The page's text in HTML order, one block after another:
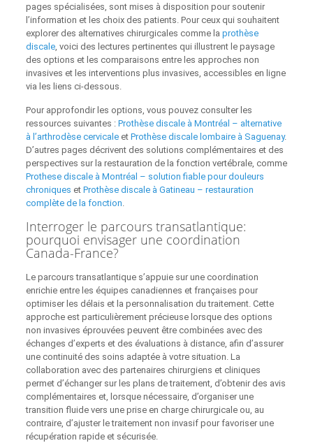
pages spécialisées, sont mises à disposition pour soutenir
l’information et les choix des patients. Pour ceux qui souhaitent
explorer des alternatives chirurgicales comme la prothèse
discale, voici des lectures pertinentes qui illustrent le paysage
des options et les comparaisons entre les approches non
invasives et les interventions plus invasives, accessibles en ligne
via les liens ci‑dessous.
Pour approfondir les options, vous pouvez consulter les
ressources suivantes : Prothèse discale à Montréal – alternative
à l’arthrodèse cervicaleet Prothèse discale lombaire à Saguenay.
D’autres pages décrivent des solutions complémentaires et des
perspectives sur la restauration de la fonction vertébrale, comme
Prothese discale à Montréal – solution fiable pour douleurs
chroniques et Prothèse discale à Gatineau – restauration
complète de la fonction.
Interroger le parcours transatlantique:
pourquoi envisager une coordination
Canada-France?
Le parcours transatlantique s’appuie sur une coordination
enrichie entre les équipes canadiennes et françaises pour
optimiser les délais et la personnalisation du traitement. Cette
approche est particulièrement précieuse lorsque des options
non invasives éprouvées peuvent être combinées avec des
échanges d’experts et des évaluations à distance, afin d’assurer
une continuité des soins adaptée à votre situation. La
collaboration avec des partenaires chirurgiens et cliniques
permet d’échanger sur les plans de traitement, d’obtenir des avis
complémentaires et, lorsque nécessaire, d’organiser une
transition fluide vers une prise en charge chirurgicale ou, au
contraire, d’ajuster le traitement non invasif pour favoriser une
récupération rapide et sécurisée.